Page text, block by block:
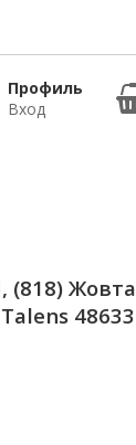
Профиль
Вход
(818) Жовта
48633